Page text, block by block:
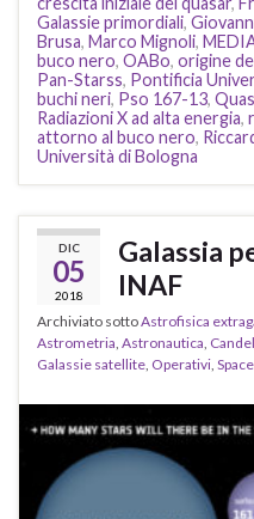
Galassie primordiali,
Brusa, Marco Mignoli,
buco nero, OABo, origine
Pan-Starss, Pontificia
buchi neri, Pso 167-13,
Radiazioni X ad alta energia,
attorno al buco nero,
Università di Bologna
DIC
05
2018
Galassia
INAF
Archiviato sottoAstrofisica
Astrometria, Astronautica,
Galassie satellite, Operativi,